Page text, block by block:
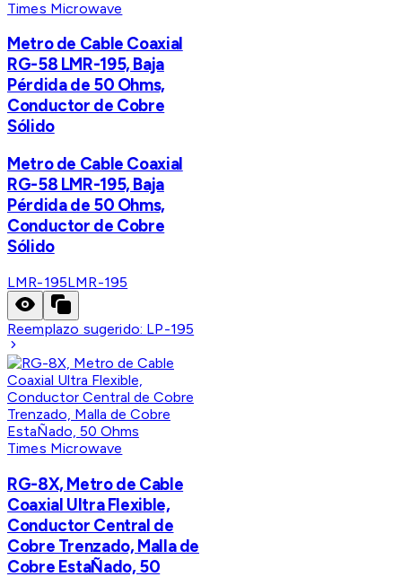
Times Microwave
Metro de Cable Coaxial
RG-58 LMR-195, Baja
Pérdida de 50 Ohms,
Conductor de Cobre
Sólido
Metro de Cable Coaxial
RG-58 LMR-195, Baja
Pérdida de 50 Ohms,
Conductor de Cobre
Sólido
LMR-195LMR-195
Reemplazo sugerido: LP-195
Times Microwave
RG-8X, Metro de Cable
Coaxial Ultra Flexible,
Conductor Central de
Cobre Trenzado, Malla de
Cobre EstaÑado, 50